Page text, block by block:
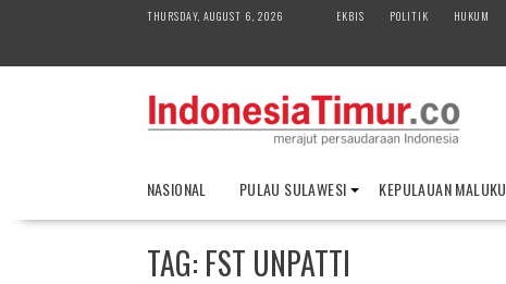
THURSDAY, AUGUST 6, 2026 EKBIS POLITIK HUKUM
NASIONAL PULAU SULAWESI KEPULAUAN MALUKU
TAG: FST UNPATTI